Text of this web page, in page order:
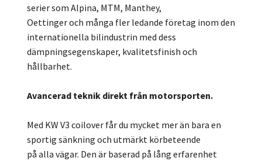
serier som Alpina, MTM, Manthey,
Oettinger och många fler ledande företag inom den
internationella bilindustrin med dess
dämpningsegenskaper, kvalitetsfinish och
hållbarhet.
Avancerad teknik direkt från motorsporten.
Med KW V3 coilover får du mycket mer än bara en
sportig sänkning och utmärkt körbeteende
på alla vägar. Den är baserad på lång erfarenhet